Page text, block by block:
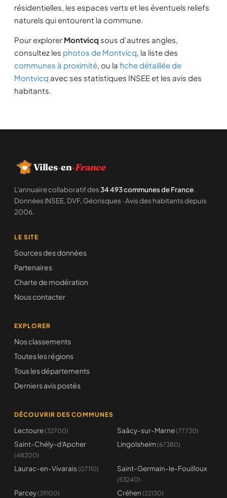
résidentielles, les espaces verts et les éventuels reliefs
naturels qui entourent la commune.
Pour explorer Montvicq sous d'autres angles,
consultez les photos de Montvicq, la liste des
communes à proximité, ou la fiche détaillée de
Montvicq avec ses statistiques INSEE et les avis des
habitants.
Villes·en·France
L'annuaire collaboratif des34 493 communes de France.
Données INSEE, DVF, Géorisques · Avis des habitants depuis
2006.
LE SITE
Sources des données
Partenaires
Charte de modération
Nous contacter
EXPLORER
Nos classements
Toutes les régions
Tous les départements
Derniers avis postés
DÉCOUVRIR DES COMMUNES
Lectoure(32700) Saâcy-sur-Marne(77730)
Saint-Chély-d'Apcher
(48200)
Lingolsheim(67380)
Laurac-en-Vivarais (07110) Saint-Germain-le-Fouilloux
(53240)
Parcey(39100) Créhen (22130)